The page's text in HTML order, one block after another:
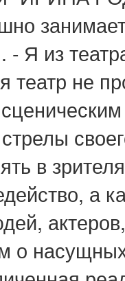
- Я из
театр не
в
а
о